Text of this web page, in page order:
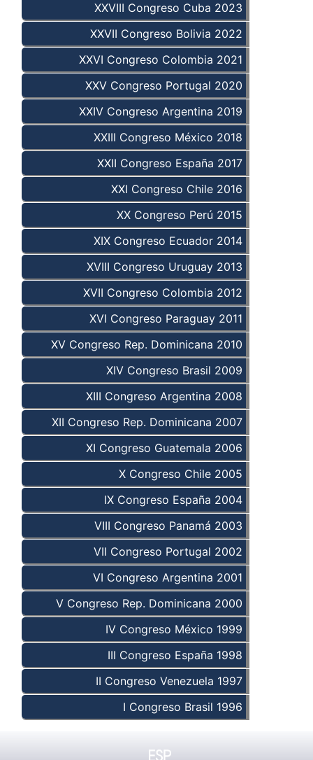
XXVIII Congreso Cuba 2023
XXVII Congreso Bolivia 2022
XXVI Congreso Colombia 2021
XXV Congreso Portugal 2020
XXIV Congreso Argentina 2019
XXIII Congreso México 2018
XXII Congreso España 2017
XXI Congreso Chile 2016
XX Congreso Perú 2015
XIX Congreso Ecuador 2014
XVIII Congreso Uruguay 2013
XVII Congreso Colombia 2012
XVI Congreso Paraguay 2011
XV Congreso Rep. Dominicana 2010
XIV Congreso Brasil 2009
XIII Congreso Argentina 2008
XII Congreso Rep. Dominicana 2007
XI Congreso Guatemala 2006
X Congreso Chile 2005
IX Congreso España 2004
VIII Congreso Panamá 2003
VII Congreso Portugal 2002
VI Congreso Argentina 2001
V Congreso Rep. Dominicana 2000
IV Congreso México 1999
III Congreso España 1998
II Congreso Venezuela 1997
I Congreso Brasil 1996